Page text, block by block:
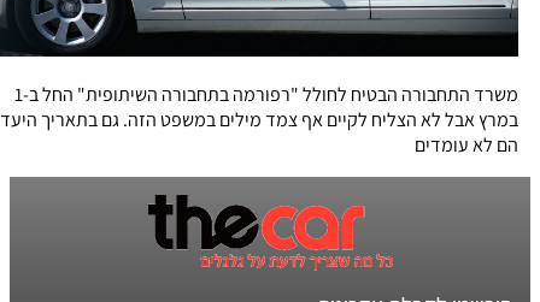
משרד התחבורה הבטיח לחולל "רפורמה בתחבורה השיתופית" החל ב-1
במרץ אבל לא הצליח לקיים אף צמד מילים במשפט הזה. גם בתאריך היעד
הם לא עומדים